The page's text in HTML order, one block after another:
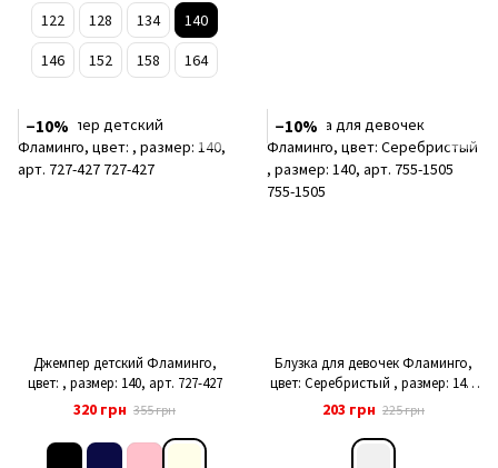
122
128 134
140
146
152 158 164
−10%
Джемпер детский Фламинго,
цвет: , размер: 140, арт. 727-427
320 грн 355 грн
−10%
Блузка для девочек Фламинго,
цвет: Серебристый , размер: 140,
арт. 755-1505
203 грн 225 грн